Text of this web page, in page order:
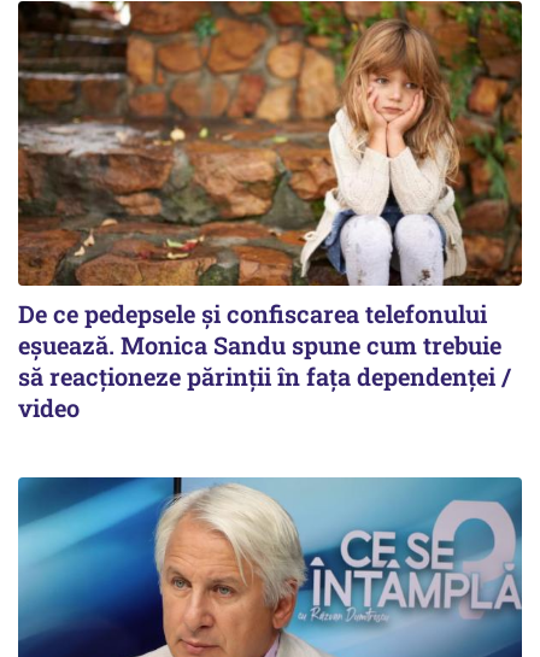
De ce pedepsele și confiscarea telefonului
eșuează. Monica Sandu spune cum trebuie
să reacționeze părinții în fața dependenței /
video